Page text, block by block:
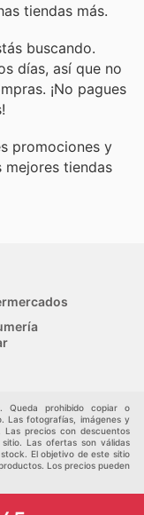
tiendas más.
buscando.
días, así que no
¡No pagues
promociones y
mejores tiendas
Queda prohibido copiar o
Las fotografías, imágenes y
precios con descuentos
Las ofertas son válidas
El objetivo de este sitio
Los precios pueden